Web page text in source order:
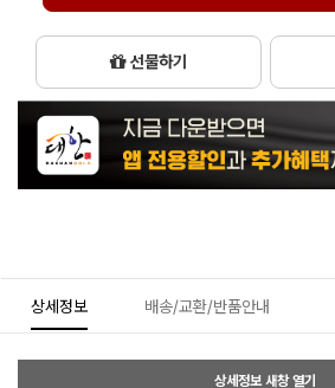
선물하기
상세정보 배송/교환/반품안내
상세정보 새창 열기